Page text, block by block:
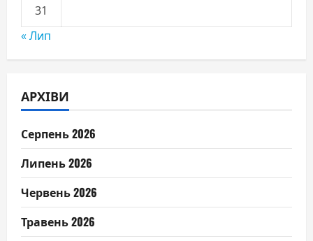
31
« Лип
АРХІВИ
Серпень 2026
Липень 2026
Червень 2026
Травень 2026